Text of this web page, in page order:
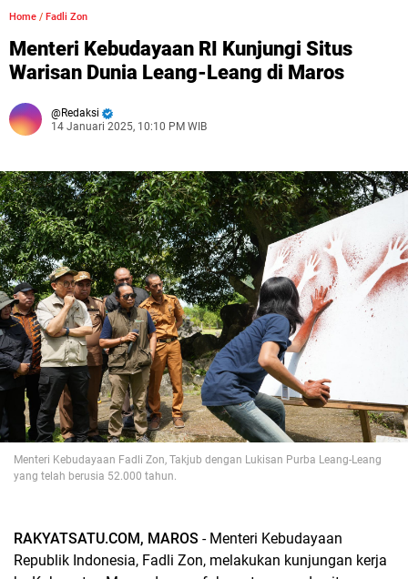
Home / Fadli Zon
Menteri Kebudayaan RI Kunjungi Situs
Warisan Dunia Leang-Leang di Maros
Redaksi
14 Januari 2025, 10:10 PM WIB
Menteri Kebudayaan Fadli Zon, Takjub dengan Lukisan Purba Leang-Leang
yang telah berusia 52.000 tahun.
RAKYATSATU.COM, MAROS - Menteri Kebudayaan
Republik Indonesia, Fadli Zon, melakukan kunjungan kerja